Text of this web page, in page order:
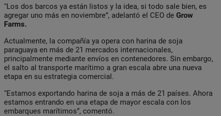
“Los dos barcos ya están listos y la idea, si todo sale bien, es
agregar uno más en noviembre”, adelantó el CEO de Grow
Farms.
Actualmente, la compañía ya opera con harina de soja
paraguaya en más de 21 mercados internacionales,
principalmente mediante envíos en contenedores. Sin embargo,
el salto al transporte marítimo a gran escala abre una nueva
etapa en su estrategia comercial.
“Estamos exportando harina de soja a más de 21 países. Ahora
estamos entrando en una etapa de mayor escala con los
embarques marítimos”, comentó.